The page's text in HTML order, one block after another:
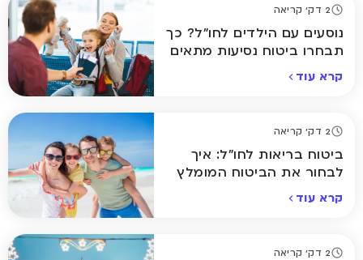
2 דק' קריאה
נוסעים עם הילדים לחו"ל? כך
תבחרו ביטוח נסיעות מתאים
קרא עוד
2 דק' קריאה
ביטוח בריאות לחו"ל: איך
לבחור את הביטוח המומלץ
קרא עוד
2 דק' קריאה